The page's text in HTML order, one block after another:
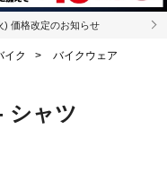
) 価格改定のお知らせ
イク >
バイクウェア
シャツ